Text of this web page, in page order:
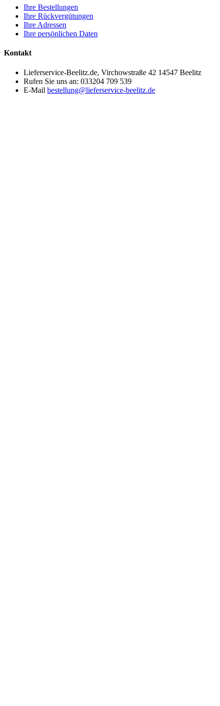
Ihre Bestellungen
Ihre Rückvergütungen
Ihre Adressen
Ihre persönlichen Daten
Kontakt
Lieferservice-Beelitz.de, Virchowstraße 42 14547 Beelitz
Rufen Sie uns an: 033204 709 539
E-Mail bestellung@lieferservice-beelitz.de